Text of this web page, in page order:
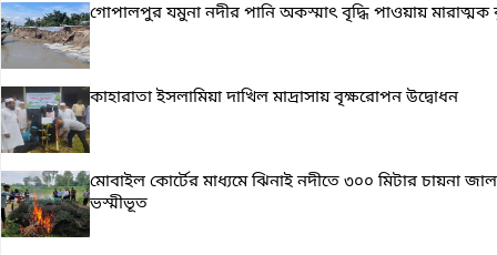
গোপালপুর যমুনা নদীর পানি অকস্মাৎ বৃদ্ধি পাওয়ায় মারাত্মক
কাহারাতা ইসলামিয়া দাখিল মাদ্রাসায় বৃক্ষরোপন উদ্বোধন
মোবাইল কোর্টের মাধ্যমে ঝিনাই নদীতে ৩০০ মিটার চায়না
ভস্মীভূত